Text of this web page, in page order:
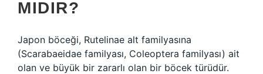
MIDIR?
Japon böceği, Rutelinae alt familyasına
(Scarabaeidae familyası, Coleoptera familyası) ait
olan ve büyük bir zararlı olan bir böcek türüdür.